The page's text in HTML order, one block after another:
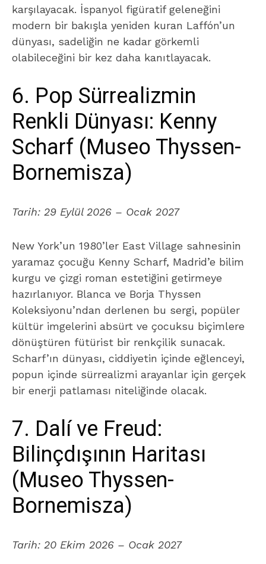
karşılayacak. İspanyol figüratif geleneğini
modern bir bakışla yeniden kuran Laffón’un
dünyası, sadeliğin ne kadar görkemli
olabileceğini bir kez daha kanıtlayacak.
6. Pop Sürrealizmin
Renkli Dünyası: Kenny
Scharf (Museo Thyssen-
Bornemisza)
Tarih: 29 Eylül 2026 – Ocak 2027
New York’un 1980’ler East Village sahnesinin
yaramaz çocuğu Kenny Scharf, Madrid’e bilim
kurgu ve çizgi roman estetiğini getirmeye
hazırlanıyor. Blanca ve Borja Thyssen
Koleksiyonu’ndan derlenen bu sergi, popüler
kültür imgelerini absürt ve çocuksu biçimlere
dönüştüren fütürist bir renkçilik sunacak.
Scharf’ın dünyası, ciddiyetin içinde eğlenceyi,
popun içinde sürrealizmi arayanlar için gerçek
bir enerji patlaması niteliğinde olacak.
7. Dalí ve Freud:
Bilinçdışının Haritası
(Museo Thyssen-
Bornemisza)
Tarih: 20 Ekim 2026 – Ocak 2027